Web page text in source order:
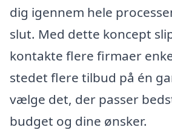
dig igennem hele
slut. Med dette koncept
kontakte flere firmaer
stedet flere tilbud på én
vælge det, der passer
budget og dine ønsker.